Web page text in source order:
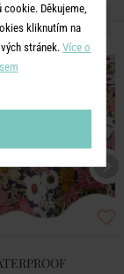
Děkujeme,
kliknutím na
stránek. Více o